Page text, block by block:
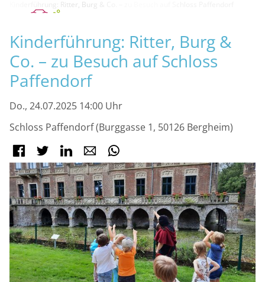
Kinderführung: Ritter, Burg & Co. – zu Besuch auf Schloss Paffendorf
Kinderführung: Ritter, Burg &
Co. – zu Besuch auf Schloss
Paffendorf
Do., 24.07.2025 14:00 Uhr
Schloss Paffendorf (Burggasse 1, 50126 Bergheim)
Facebook
Twitter LinkedInE-mail